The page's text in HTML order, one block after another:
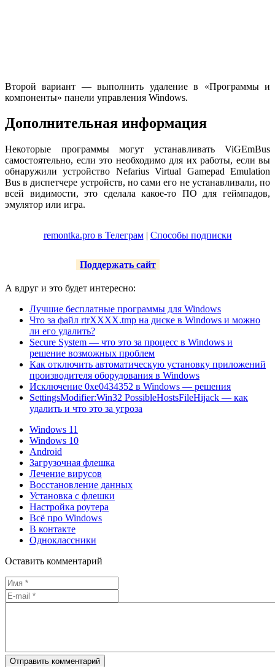
Второй вариант — выполнить удаление в «Программы и
компоненты» панели управления Windows.
Дополнительная информация
Некоторые программы могут устанавливать ViGEmBus
самостоятельно, если это необходимо для их работы, если вы
обнаружили устройство Nefarius Virtual Gamepad Emulation
Bus в диспетчере устройств, но сами его не устанавливали, по
всей видимости, это сделала какое-то ПО для геймпадов,
эмулятор или игра.
remontka.pro в Телеграм| Способы подписки
Поддержать сайт
А вдруг и это будет интересно:
Лучшие бесплатные программы для Windows
Что за файл rtrXXXX.tmp на диске в Windows и можно
ли его удалить?
Secure System — что это за процесс в Windows и
решение возможных проблем
Как отключить автоматическую установку приложений
производителя оборудования в Windows
Исключение 0xe0434352 в Windows — решения
SettingsModifier:Win32 PossibleHostsFileHijack — как
удалить и что это за угроза
Windows 11
Windows 10
Android
Загрузочная флешка
Лечение вирусов
Восстановление данных
Установка с флешки
Настройка роутера
Всё про Windows
В контакте
Одноклассники
Оставить комментарий